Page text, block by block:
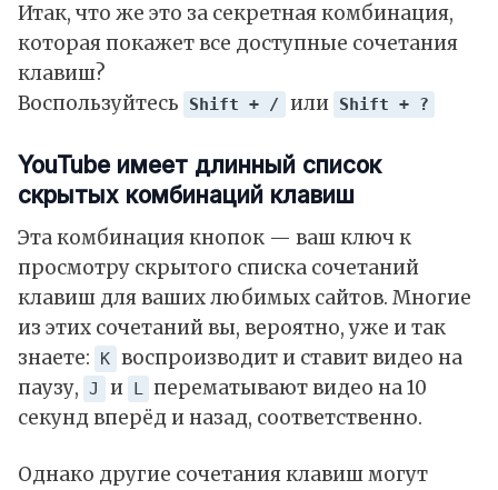
Итак, что же это за секретная комбинация,
которая покажет все доступные сочетания
клавиш?
Воспользуйтесь
Shift + / или Shift + ?
YouTube имеет длинный список
скрытых комбинаций клавиш
Эта комбинация кнопок — ваш ключ к
просмотру скрытого списка сочетаний
клавиш для ваших любимых сайтов. Многие
из этих сочетаний вы, вероятно, уже и так
знаете:
K воспроизводит и ставит видео на
паузу, J и L перематывают видео на 10
секунд вперёд и назад, соответственно.
Однако другие сочетания клавиш могут